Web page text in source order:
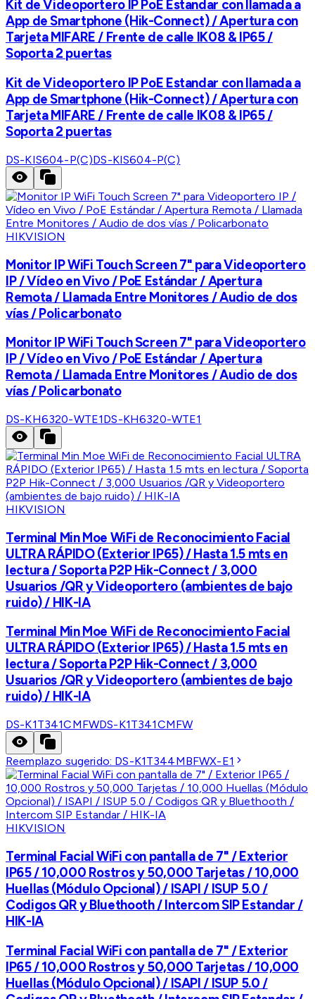
Kit de Videoportero IP PoE Estandar con llamada a
App de Smartphone (Hik-Connect) / Apertura con
Tarjeta MIFARE / Frente de calle IK08 & IP65 /
Soporta 2 puertas
Kit de Videoportero IP PoE Estandar con llamada a
App de Smartphone (Hik-Connect) / Apertura con
Tarjeta MIFARE / Frente de calle IK08 & IP65 /
Soporta 2 puertas
DS-KIS604-P(C)DS-KIS604-P(C)
HIKVISION
Monitor IP WiFi Touch Screen 7" para Videoportero
IP / Vídeo en Vivo / PoE Estándar / Apertura
Remota / Llamada Entre Monitores / Audio de dos
vías / Policarbonato
Monitor IP WiFi Touch Screen 7" para Videoportero
IP / Vídeo en Vivo / PoE Estándar / Apertura
Remota / Llamada Entre Monitores / Audio de dos
vías / Policarbonato
DS-KH6320-WTE1DS-KH6320-WTE1
HIKVISION
Terminal Min Moe WiFi de Reconocimiento Facial
ULTRA RÁPIDO (Exterior IP65) / Hasta 1.5 mts en
lectura / Soporta P2P Hik-Connect / 3,000
Usuarios /QR y Videoportero (ambientes de bajo
ruido) / HIK-IA
Terminal Min Moe WiFi de Reconocimiento Facial
ULTRA RÁPIDO (Exterior IP65) / Hasta 1.5 mts en
lectura / Soporta P2P Hik-Connect / 3,000
Usuarios /QR y Videoportero (ambientes de bajo
ruido) / HIK-IA
DS-K1T341CMFWDS-K1T341CMFW
Reemplazo sugerido: DS-K1T344MBFWX-E1
HIKVISION
Terminal Facial WiFi con pantalla de 7" / Exterior
IP65 / 10,000 Rostros y 50,000 Tarjetas / 10,000
Huellas (Módulo Opcional) / ISAPI / ISUP 5.0 /
Codigos QR y Bluethooth / Intercom SIP Estandar /
HIK-IA
Terminal Facial WiFi con pantalla de 7" / Exterior
IP65 / 10,000 Rostros y 50,000 Tarjetas / 10,000
Huellas (Módulo Opcional) / ISAPI / ISUP 5.0 /